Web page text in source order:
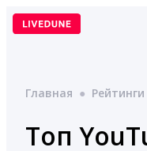
Перейти
Главная ● Рейтинги
Топ